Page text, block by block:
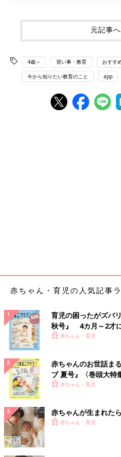
元記事
4歳～ 習い事・教育 おすす
今から知りたい教育のこと app
赤ちゃん・育児の人気記事
育児の困ったがズバ
秋号』 4カ月～2才
いっぱい！
赤ちゃん・育児
赤ちゃんのお世話ま
ブ 夏号』〈巻頭大特
く！ おっぱい・ミル
赤ちゃん・育児
赤ちゃんが生まれた
赤ちゃん・育児